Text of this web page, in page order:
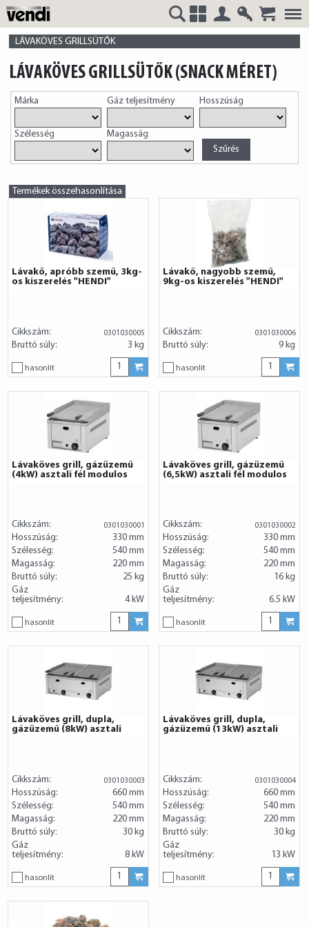
VENDI
HUNGÁRIA
Kft.
LÁVAKÖVES GRILLSÜTŐK
LÁVAKÖVES GRILLSÜTŐK (SNACK MÉRET)
Márka Gáz teljesítmény Hosszúság
Szélesség Magasság
Termékek összehasonlítása
Lávakő, apróbb szemű, 3kg-
os kiszerelés "HENDI"
Cikkszám: 0301030005
Bruttó súly: 3 kg
hasonlít
Lávakő, nagyobb szemű,
9kg-os kiszerelés "HENDI"
Cikkszám: 0301030006
Bruttó súly: 9 kg
hasonlít
Lávaköves grill, gázüzemű
(4kW) asztali fél modulos
Cikkszám: 0301030001
Hosszúság:
330 mm
Szélesség:
540 mm
Magasság:
220 mm
Bruttó súly:
25 kg
Gáz
teljesítmény:
4 kW
hasonlít
Lávaköves grill, gázüzemű
(6,5kW) asztali fél modulos
Cikkszám: 0301030002
Hosszúság:
330 mm
Szélesség:
540 mm
Magasság:
220 mm
Bruttó súly:
16 kg
Gáz
teljesítmény:
6.5 kW
hasonlít
Lávaköves grill, dupla,
gázüzemű (8kW) asztali
Cikkszám: 0301030003
Hosszúság:
660 mm
Szélesség:
540 mm
Magasság:
220 mm
Bruttó súly:
30 kg
Gáz
teljesítmény:
8 kW
hasonlít
Lávaköves grill, dupla,
gázüzemű (13kW) asztali
Cikkszám: 0301030004
Hosszúság:
660 mm
Szélesség:
540 mm
Magasság:
220 mm
Bruttó súly:
30 kg
Gáz
teljesítmény:
13 kW
hasonlít